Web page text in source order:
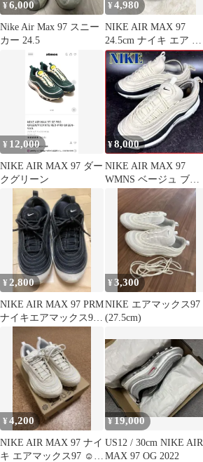
¥6,000
Nike Air Max 97 スニー
カー 24.5
¥4,980
NIKE AIR MAX 97
24.5cm ナイキ エア マ
ックス 97
¥ 12,000
NIKE AIR MAX 97 ダー
クグリーン
¥8,000
NIKE AIR MAX 97
WMNS ベージュ ブラ
ック スニーカー 24
¥ 2,800
NIKE AIR MAX 97 PRM
ナイキエアマックス97
¥3,300
NIKE エアマックス97
(27.5cm)
¥4,200
NIKE AIR MAX 97 ナイ
キ エアマックス97 ☺︎
¥19,000
US12 / 30cm NIKE AIR
MAX 97 OG 2022